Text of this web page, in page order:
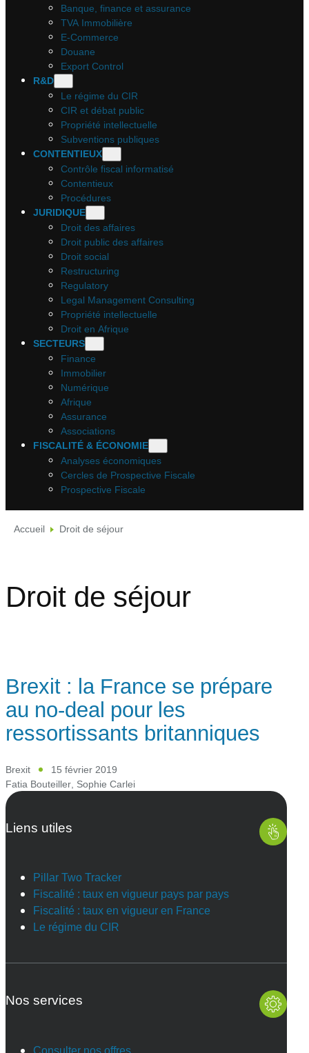
Banque, finance et assurance
TVA Immobilière
E-Commerce
Douane
Export Control
R&D
Le régime du CIR
CIR et débat public
Propriété intellectuelle
Subventions publiques
CONTENTIEUX
Contrôle fiscal informatisé
Contentieux
Procédures
JURIDIQUE
Droit des affaires
Droit public des affaires
Droit social
Restructuring
Regulatory
Legal Management Consulting
Propriété intellectuelle
Droit en Afrique
SECTEURS
Finance
Immobilier
Numérique
Afrique
Assurance
Associations
FISCALITÉ & ÉCONOMIE
Analyses économiques
Cercles de Prospective Fiscale
Prospective Fiscale
Accueil Droit de séjour
Droit de séjour
Brexit : la France se prépare
au no-deal pour les
ressortissants britanniques
Brexit
15 février 2019
Fatia Bouteiller, Sophie Carlei
Liens utiles
Pillar Two Tracker
Fiscalité : taux en vigueur pays par pays
Fiscalité : taux en vigueur en France
Le régime du CIR
Nos services
Consulter nos offres